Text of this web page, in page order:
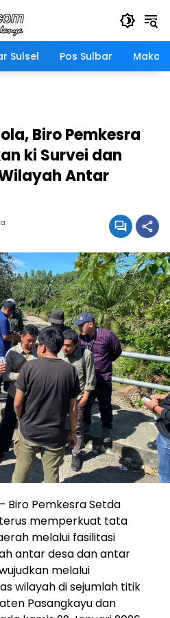
Sulsel Pos Sulbar
Biro Pemkesra
ki Survei dan
Antar
Biro Pemkesra Setda
terus memperkuat tata
melalui fasilitasi
antar desa dan antar
melalui
wilayah di sejumlah titik
Pasangkayu dan